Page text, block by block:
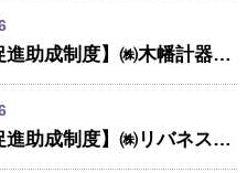
【イノベーション拠点立地促進助成制度】㈱木幡計器製作所が『Garage Taisho』！IoT・ライフサイエンス系ベンチャーのものづくりをサポートするイノベーション創出支援施設です。
【イノベーション拠点立地促進助成制度】㈱リバネスが大阪に新拠点設立！オープニングイベントを開催します。